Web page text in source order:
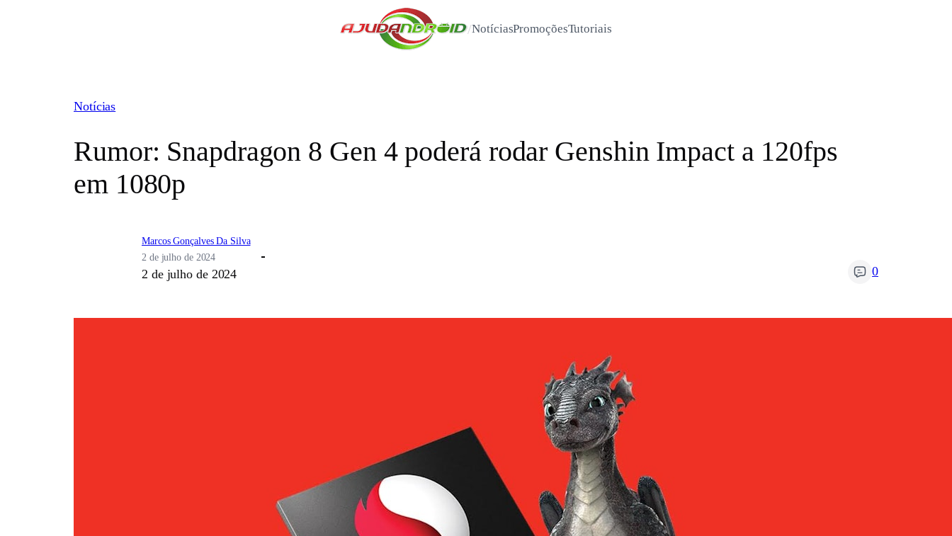
/NotíciasPromoçõesTutoriais
Notícias
Rumor: Snapdragon 8 Gen 4 poderá rodar Genshin Impact a 120fps
em 1080p
Marcos Gonçalves Da Silva
2 de julho de 2024
2 de julho de 2024 0